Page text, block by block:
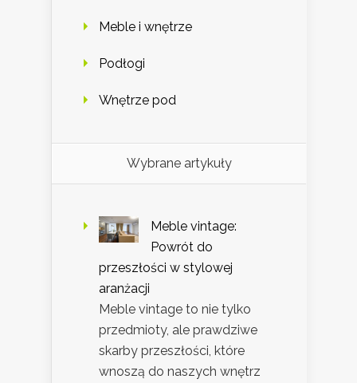
Meble i wnętrze
Podłogi
Wnętrze pod
Wybrane artykuły
Meble vintage:
Powrót do
przeszłości w stylowej
aranżacji
Meble vintage to nie tylko
przedmioty, ale prawdziwe
skarby przeszłości, które
wnoszą do naszych wnętrz